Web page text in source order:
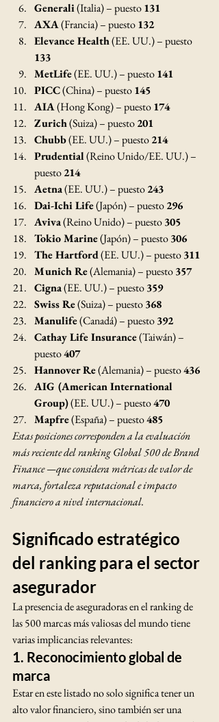
Generali (Italia) – puesto 131
AXA (Francia) – puesto 132
Elevance Health (EE. UU.) – puesto
133
MetLife (EE. UU.) – puesto 141
PICC (China) – puesto 145
AIA (Hong Kong) – puesto 174
Zurich (Suiza) – puesto 201
Chubb (EE. UU.) – puesto 214
Prudential (Reino Unido/EE. UU.) –
puesto 214
Aetna (EE. UU.) – puesto 243
Dai-Ichi Life (Japón) – puesto 296
Aviva (Reino Unido) – puesto 305
Tokio Marine (Japón) – puesto 306
The Hartford (EE. UU.) – puesto 311
Munich Re (Alemania) – puesto 357
Cigna (EE. UU.) – puesto 359
Swiss Re (Suiza) – puesto 368
Manulife (Canadá) – puesto 392
Cathay Life Insurance (Taiwán) –
puesto 407
Hannover Re (Alemania) – puesto 436
AIG (American International
Group) (EE. UU.) – puesto 470
Mapfre (España) – puesto 485
Estas posiciones corresponden a la evaluación
más reciente del ranking Global 500 de Brand
Finance —que considera métricas de valor de
marca, fortaleza reputacional e impacto
financiero a nivel internacional.
Significado estratégico
del ranking para el sector
asegurador
La presencia de aseguradoras en el ranking de
las 500 marcas más valiosas del mundo tiene
varias implicancias relevantes:
1. Reconocimiento global de
marca
Estar en este listado no solo significa tener un
alto valor financiero, sino también ser una